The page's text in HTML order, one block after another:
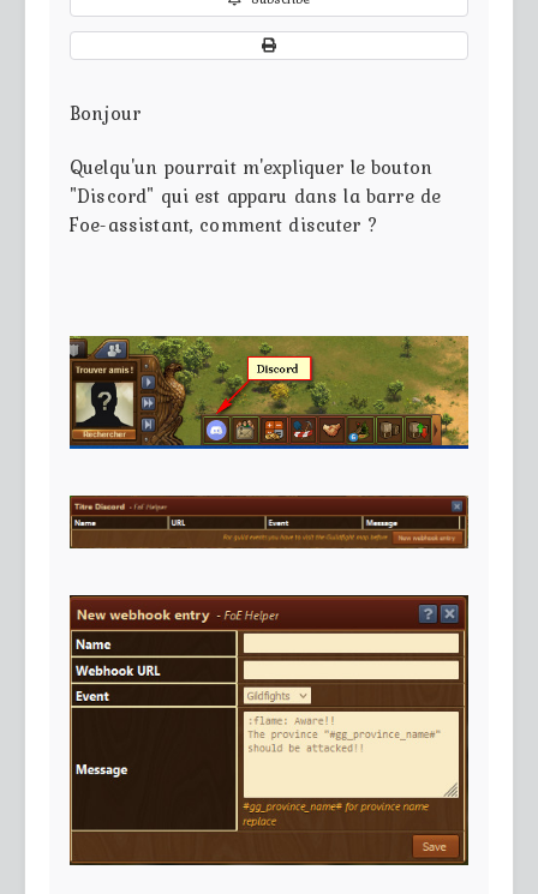
Bonjour
Quelqu'un pourrait m'expliquer le bouton
"Discord" qui est apparu dans la barre de
Foe-assistant, comment discuter ?